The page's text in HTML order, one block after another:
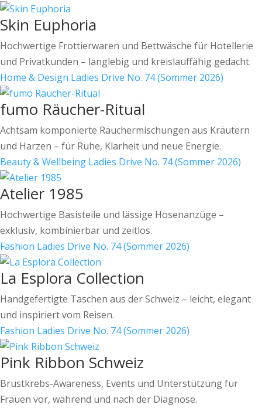
Skin Euphoria
Hochwertige Frottierwaren und Bettwäsche für Hotellerie
und Privatkunden – langlebig und kreislauffähig gedacht.
Home & Design Ladies Drive No. 74 (Sommer 2026)
fumo Räucher-Ritual
Achtsam komponierte Räuchermischungen aus Kräutern
und Harzen – für Ruhe, Klarheit und neue Energie.
Beauty & Wellbeing Ladies Drive No. 74 (Sommer 2026)
Atelier 1985
Hochwertige Basisteile und lässige Hosenanzüge –
exklusiv, kombinierbar und zeitlos.
Fashion Ladies Drive No. 74 (Sommer 2026)
La Esplora Collection
Handgefertigte Taschen aus der Schweiz – leicht, elegant
und inspiriert vom Reisen.
Fashion Ladies Drive No. 74 (Sommer 2026)
Pink Ribbon Schweiz
Brustkrebs-Awareness, Events und Unterstützung für
Frauen vor, während und nach der Diagnose.